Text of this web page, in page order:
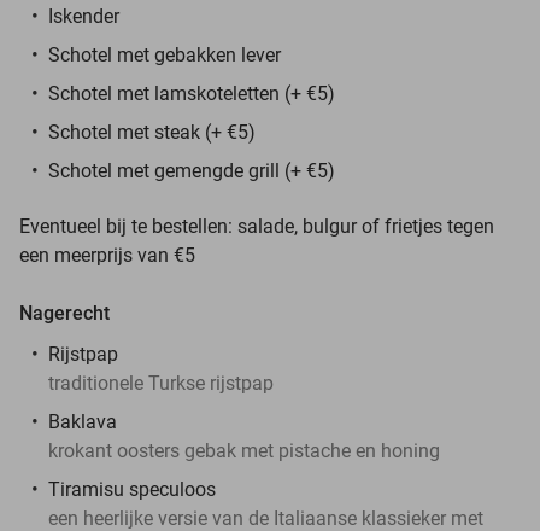
Iskender
Schotel met gebakken lever
Schotel met lamskoteletten (+ €5)
Schotel met steak (+ €5)
Schotel met gemengde grill (+ €5)
Eventueel bij te bestellen: salade, bulgur of frietjes tegen
een meerprijs van €5
Nagerecht
Rijstpap
traditionele Turkse rijstpap
Baklava
krokant oosters gebak met pistache en honing
Tiramisu speculoos
een heerlijke versie van de Italiaanse klassieker met